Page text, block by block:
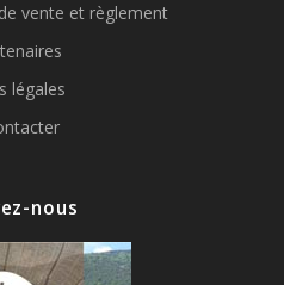
vente et règlement
légales
nous